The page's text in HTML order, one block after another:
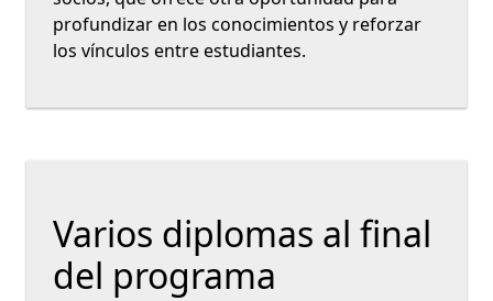
profundizar en los conocimientos y reforzar
los vínculos entre estudiantes.
Varios diplomas al final
del programa